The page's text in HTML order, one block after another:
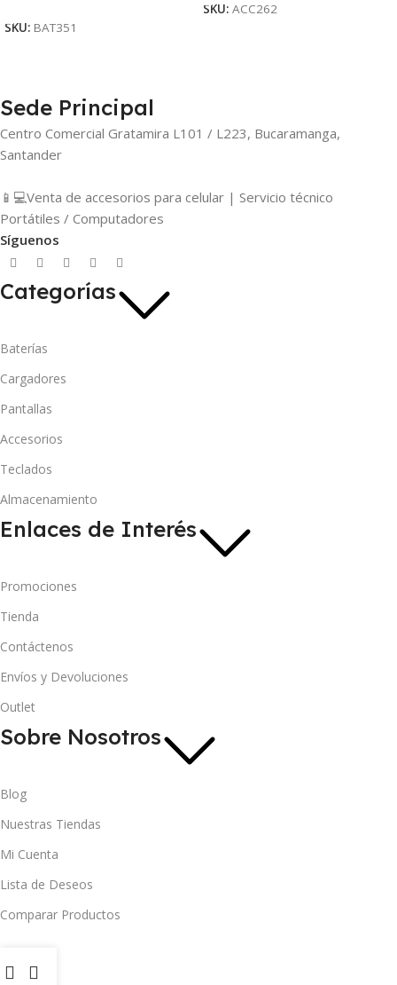
SKU: BAT351
SKU: ACC262
Sede Principal
Centro Comercial Gratamira L101 / L223, Bucaramanga,
Santander
📱💻Venta de accesorios para celular | Servicio técnico
Portátiles / Computadores
Síguenos
Categorías
Baterías
Cargadores
Pantallas
Accesorios
Teclados
Almacenamiento
Enlaces de Interés
Promociones
Tienda
Contáctenos
Envíos y Devoluciones
Outlet
Sobre Nosotros
Blog
Nuestras Tiendas
Mi Cuenta
Lista de Deseos
Comparar Productos